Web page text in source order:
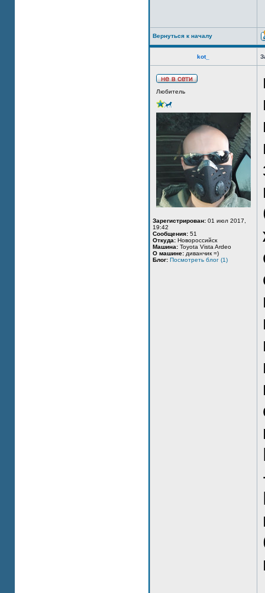
Вернуться к началу
kot_
Любитель
Зарегистрирован: 01 июл 2017,
19:42
Сообщения: 51
Откуда: Новороссийск
Машина: Toyota Vista Ardeo
О машине: диванчик =)
Блог: Посмотреть блог (1)